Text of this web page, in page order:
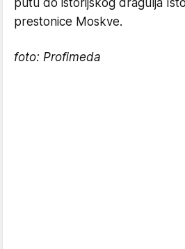
prestonice Moskve.
foto: Profimeda